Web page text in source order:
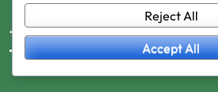
Tags
Reject All
Accept All